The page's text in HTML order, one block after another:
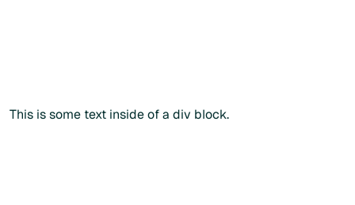
This is some text inside of a div block.